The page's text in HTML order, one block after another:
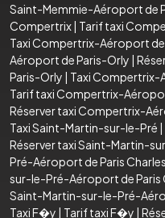
Saint-Memmie-Aéroport de
Compertrix| Tarif taxi
Taxi Compertrix-Aéroport
Aéroport de Paris-Orly |
Paris-Orly | Taxi Compertrix-
Tarif taxi Compertrix-
Réserver taxi Compertrix-
Taxi Saint-Martin-sur-le-Pré |
Réserver taxi Saint-Martin-
Pré-Aéroport de Paris
sur-le-Pré-Aéroport de Paris
Saint-Martin-sur-le-Pré-
Taxi F�y | Tarif taxi F�y |